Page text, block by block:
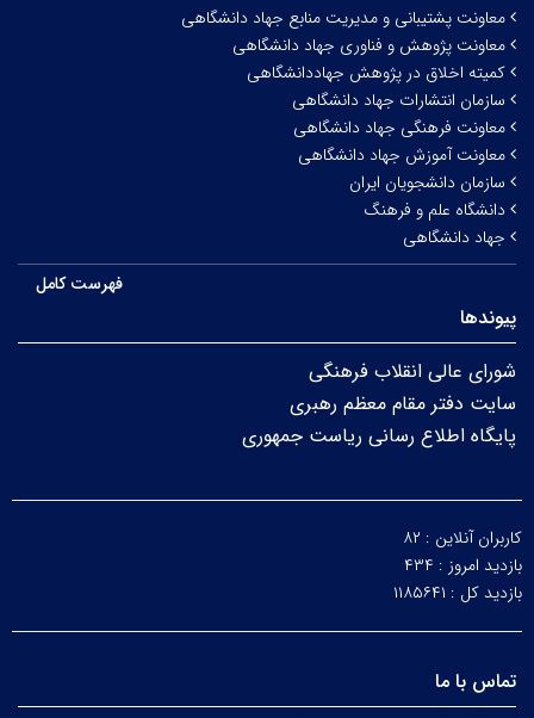
معاونت پشتیبانی و مدیریت منابع جهاد دانشگاهی
معاونت پژوهش و فناوری جهاد دانشگاهی
کمیته اخلاق در پژوهش جهاددانشگاهی
سازمان انتشارات جهاد دانشگاهی
معاونت فرهنگی جهاد دانشگاهی
معاونت آموزش جهاد دانشگاهی
سازمان دانشجویان ایران
دانشگاه علم و فرهنگ
جهاد دانشگاهی
فهرست کامل
پیوندها
شورای عالی انقلاب فرهنگی
سایت دفتر مقام معظم رهبری
پایگاه اطلاع رسانی ریاست جمهوری
کاربران آنلاین : ۸۲
بازدید امروز : ۴۳۴
بازدید کل : ۱۱۸۵۶۴۱
تماس با ما